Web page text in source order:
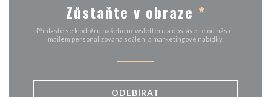
Zůstaňte v obraze *
Přihlaste se k odběru našeho newsletteru a dostávejte od nás e-
mailem personalizovaná sdělení a marketingové nabídky.
ODEBÍRAT